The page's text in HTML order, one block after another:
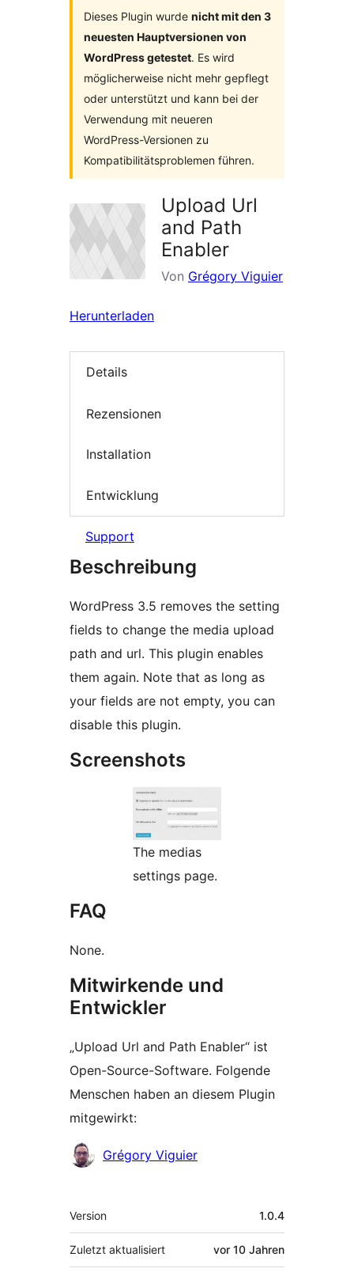
Dieses Plugin wurde nicht mit den 3
neuesten Hauptversionen von
WordPress getestet. Es wird
möglicherweise nicht mehr gepflegt
oder unterstützt und kann bei der
Verwendung mit neueren
WordPress-Versionen zu
Kompatibilitätsproblemen führen.
Upload Url
and Path
Enabler
Von Grégory Viguier
Herunterladen
Details
Rezensionen
Installation
Entwicklung
Support
Beschreibung
WordPress 3.5 removes the setting
fields to change the media upload
path and url. This plugin enables
them again. Note that as long as
your fields are not empty, you can
disable this plugin.
Screenshots
The medias
settings page.
FAQ
None.
Mitwirkende und
Entwickler
„Upload Url and Path Enabler“ ist
Open-Source-Software. Folgende
Menschen haben an diesem Plugin
mitgewirkt:
Mitwirkende
Grégory Viguier
Meta
Version 1.0.4
Zuletzt aktualisiert vor 10 Jahren